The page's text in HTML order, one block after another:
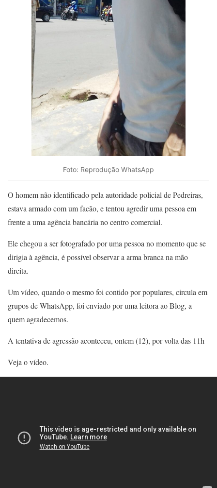
Foto: Reprodução WhatsApp
O homem não identificado pela autoridade policial de Pedreiras,
estava armado com um facão, e tentou agredir uma pessoa em
frente a uma agência bancária no centro comercial.
Ele chegou a ser fotografado por uma pessoa no momento que se
dirigia à agência, é possível observar a arma branca na mão
direita.
Um vídeo, quando o mesmo foi contido por populares, circula em
grupos de WhatsApp, foi enviado por uma leitora ao Blog, a
quem agradecemos.
A tentativa de agressão aconteceu, ontem (12), por volta das 11h
Veja o vídeo.